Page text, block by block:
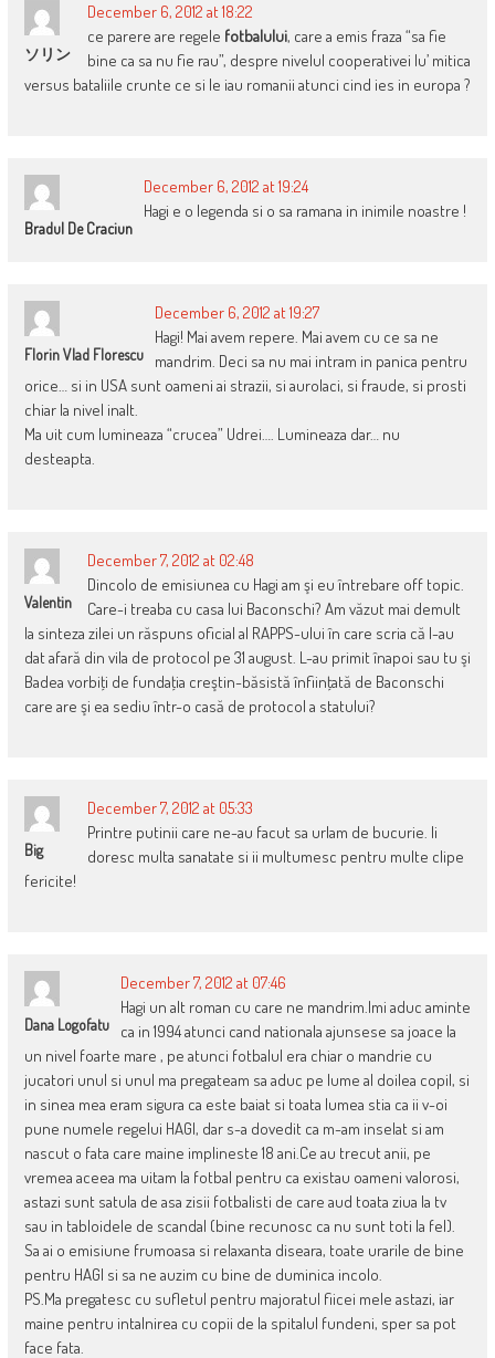
ソリン
December 6, 2012 at 18:22
ce parere are regele fotbalului, care a emis fraza “sa fie
bine ca sa nu fie rau”, despre nivelul cooperativei lu’ mitica
versus bataliile crunte ce si le iau romanii atunci cind ies in europa ?
Bradul De Craciun
December 6, 2012 at 19:24
Hagi e o legenda si o sa ramana in inimile noastre !
Florin Vlad Florescu
December 6, 2012 at 19:27
Hagi! Mai avem repere. Mai avem cu ce sa ne
mandrim. Deci sa nu mai intram in panica pentru
orice… si in USA sunt oameni ai strazii, si aurolaci, si fraude, si prosti
chiar la nivel inalt.
Ma uit cum lumineaza “crucea” Udrei…. Lumineaza dar… nu
desteapta.
Valentin
December 7, 2012 at 02:48
Dincolo de emisiunea cu Hagi am şi eu întrebare off topic.
Care-i treaba cu casa lui Baconschi? Am văzut mai demult
la sinteza zilei un răspuns oficial al RAPPS-ului în care scria că l-au
dat afară din vila de protocol pe 31 august. L-au primit înapoi sau tu şi
Badea vorbiţi de fundaţia creştin-băsistă înfiinţată de Baconschi
care are şi ea sediu într-o casă de protocol a statului?
Big
December 7, 2012 at 05:33
Printre putinii care ne-au facut sa urlam de bucurie. Ii
doresc multa sanatate si ii multumesc pentru multe clipe
fericite!
Dana Logofatu
December 7, 2012 at 07:46
Hagi un alt roman cu care ne mandrim.Imi aduc aminte
ca in 1994 atunci cand nationala ajunsese sa joace la
un nivel foarte mare , pe atunci fotbalul era chiar o mandrie cu
jucatori unul si unul ma pregateam sa aduc pe lume al doilea copil, si
in sinea mea eram sigura ca este baiat si toata lumea stia ca ii v-oi
pune numele regelui HAGI, dar s-a dovedit ca m-am inselat si am
nascut o fata care maine implineste 18 ani.Ce au trecut anii, pe
vremea aceea ma uitam la fotbal pentru ca existau oameni valorosi,
astazi sunt satula de asa zisii fotbalisti de care aud toata ziua la tv
sau in tabloidele de scandal (bine recunosc ca nu sunt toti la fel).
Sa ai o emisiune frumoasa si relaxanta diseara, toate urarile de bine
pentru HAGI si sa ne auzim cu bine de duminica incolo.
PS.Ma pregatesc cu sufletul pentru majoratul fiicei mele astazi, iar
maine pentru intalnirea cu copii de la spitalul fundeni, sper sa pot
face fata.